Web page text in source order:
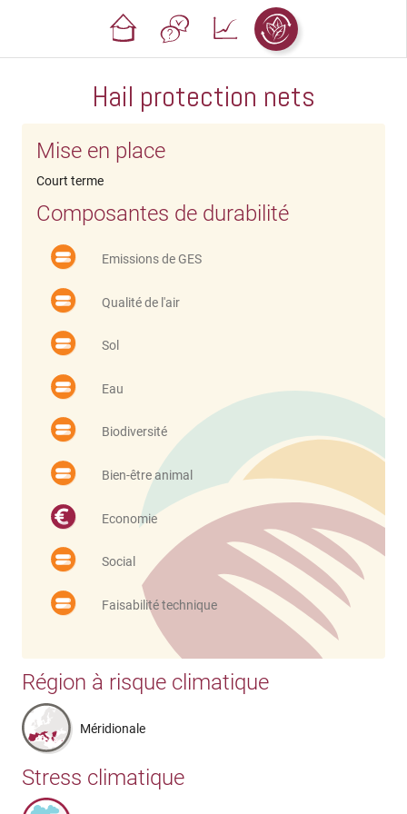
Hail protection nets
Mise en place
Court terme
Composantes de durabilité
Emissions de GES
Qualité de l'air
Sol
Eau
Biodiversité
Bien-être animal
Economie
Social
Faisabilité technique
Région à risque climatique
Méridionale
Stress climatique